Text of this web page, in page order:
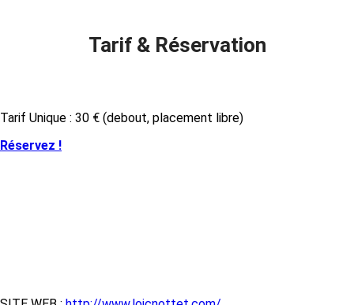
Tarif & Réservation
Tarif Unique : 30 € (debout, placement libre)
Réservez !